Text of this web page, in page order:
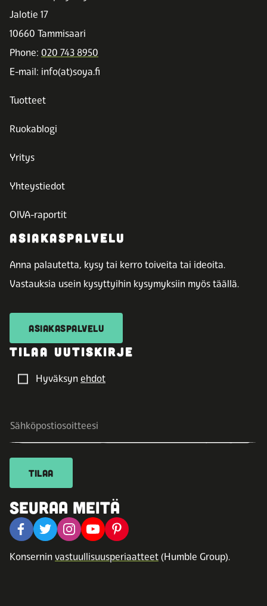
Jalotie 17
10660 Tammisaari
Phone: 020 743 8950
E-mail: info(at)soya.fi
Tuotteet
Ruokablogi
Yritys
Yhteystiedot
OIVA-raportit
ASIAKASPALVELU
Anna palautetta, kysy tai kerro toiveita tai ideoita.
Vastauksia usein kysyttyihin kysymyksiin myös täällä.
ASIAKASPALVELU
TILAA UUTISKIRJE
Hyväksyn ehdot
TILAA
SEURAA MEITÄ
Konsernin vastuullisuusperiaatteet (Humble Group).